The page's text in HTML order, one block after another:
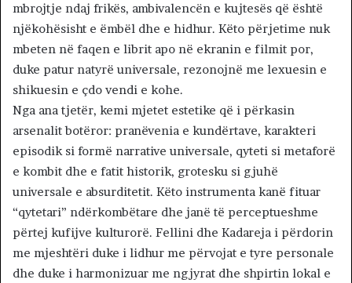
mbrojtje ndaj frikës, ambivalencën e kujtesës që është
njëkohësisht e ëmbël dhe e hidhur. Këto përjetime nuk
mbeten në faqen e librit apo në ekranin e filmit por,
duke patur natyrë universale, rezonojnë me lexuesin e
shikuesin e çdo vendi e kohe.
Nga ana tjetër, kemi mjetet estetike që i përkasin
arsenalit botëror: pranëvenia e kundërtave, karakteri
episodik si formë narrative universale, qyteti si metaforë
e kombit dhe e fatit historik, grotesku si gjuhë
universale e absurditetit. Këto instrumenta kanë fituar
“qytetari” ndërkombëtare dhe janë të perceptueshme
përtej kufijve kulturorë. Fellini dhe Kadareja i përdorin
me mjeshtëri duke i lidhur me përvojat e tyre personale
dhe duke i harmonizuar me ngjyrat dhe shpirtin lokal e